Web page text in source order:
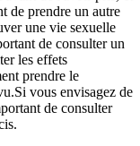
de prendre un autre
une vie sexuelle
de consulter un
les effets
prendre le
vous envisagez de
de consulter